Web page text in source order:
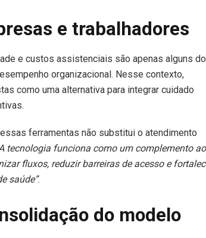
e trabalhadores
e custos assistenciais são apenas alguns
organizacional. Nesse contexto,
como uma alternativa para integrar cuidado
ferramentas não substitui o atendimento
tecnologia funciona como um complemento ao
fluxos, reduzir barreiras de acesso e
saúde”.
do modelo